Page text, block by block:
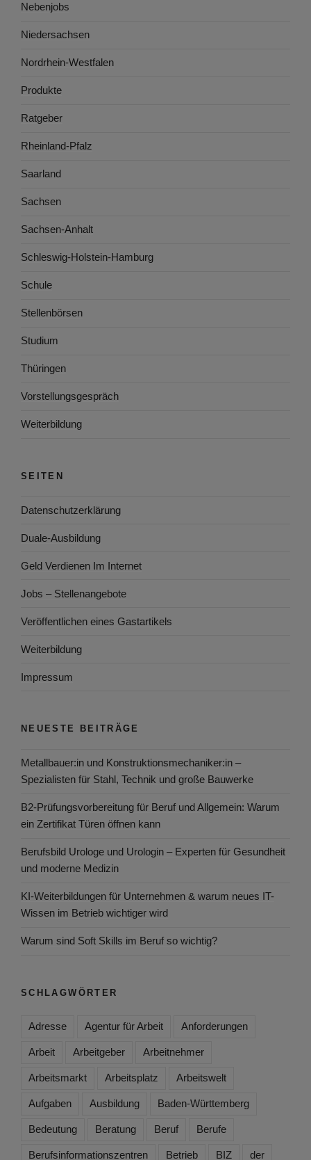
Nebenjobs
Niedersachsen
Nordrhein-Westfalen
Produkte
Ratgeber
Rheinland-Pfalz
Saarland
Sachsen
Sachsen-Anhalt
Schleswig-Holstein-Hamburg
Schule
Stellenbörsen
Studium
Thüringen
Vorstellungsgespräch
Weiterbildung
SEITEN
Datenschutzerklärung
Duale-Ausbildung
Geld Verdienen Im Internet
Jobs – Stellenangebote
Veröffentlichen eines Gastartikels
Weiterbildung
Impressum
NEUESTE BEITRÄGE
Metallbauer:in und Konstruktionsmechaniker:in –
Spezialisten für Stahl, Technik und große Bauwerke
B2-Prüfungsvorbereitung für Beruf und Allgemein: Warum
ein Zertifikat Türen öffnen kann
Berufsbild Urologe und Urologin – Experten für Gesundheit
und moderne Medizin
KI-Weiterbildungen für Unternehmen & warum neues IT-
Wissen im Betrieb wichtiger wird
Warum sind Soft Skills im Beruf so wichtig?
SCHLAGWÖRTER
Adresse Agentur für Arbeit Anforderungen
Arbeit Arbeitgeber Arbeitnehmer
Arbeitsmarkt Arbeitsplatz Arbeitswelt
Aufgaben Ausbildung Baden-Württemberg
Bedeutung Beratung Beruf Berufe
Berufsinformationszentren Betrieb BIZ der